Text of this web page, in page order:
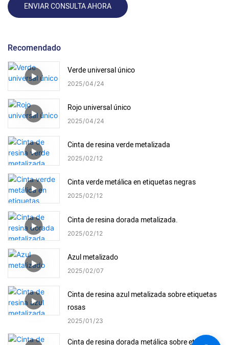
ENVIAR CONSULTA AHORA
Recomendado
Verde universal único
2025 04 24
Rojo universal único
2025 04 24
Cinta de resina verde metalizada
2025 02 12
Cinta verde metálica en etiquetas negras
2025 02 12
Cinta de resina dorada metalizada.
2025 02 12
Azul metalizado
2025 02 07
Cinta de resina azul metalizada sobre etiquetas
rosas
2025 01 23
Cinta de resina dorada metálica sobre etiquetas